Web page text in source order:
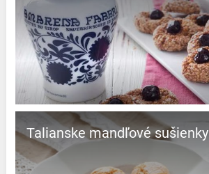
Talianske mandľové sušienky